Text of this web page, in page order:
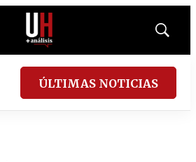
Mostrar
ÚLTIMAS NOTICIAS